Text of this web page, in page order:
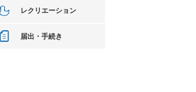
レクリエーション
届出・手続き